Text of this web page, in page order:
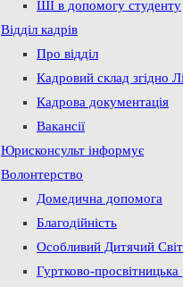
ШІ в допомогу студенту
Відділ кадрів
Про відділ
Кадровий склад згідно
Кадрова документація
Вакансії
Юрисконсульт інформує
Волонтерство
Домедична допомога
Благодійність
Особливий Дитячий Світ
Гуртково-просвітницька